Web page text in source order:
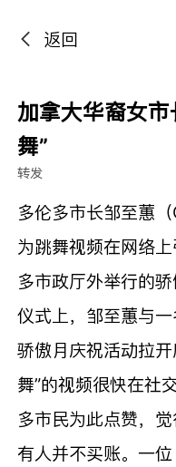
返回
加拿大华裔女
舞”
转发
多伦多市长邹至蕙
为跳舞视频在网络
多市政厅外举行的
仪式上，邹至蕙与
骄傲月庆祝活动拉
舞”的视频很快在社
多市民为此点赞，
有人并不买账。一